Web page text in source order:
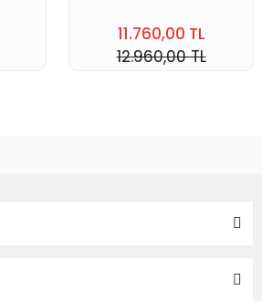
11.760,00 TL
12.960,00 TL